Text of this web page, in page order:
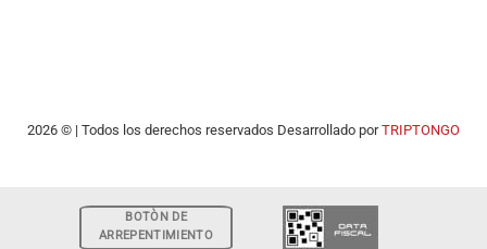
2026 © | Todos los derechos reservados Desarrollado porTRIPTONGO
BOTÒN DE
ARREPENTIMIENTO